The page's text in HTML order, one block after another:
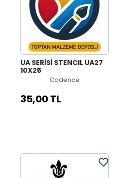
UA SERİSİ STENCIL UA27
10X25
Cadence
35,00 TL